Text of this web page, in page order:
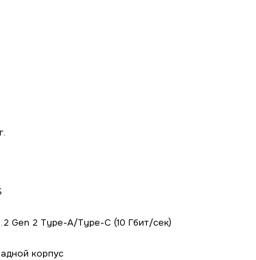
Gen 2 Type-A/Type-C (10 Гбит/сек)
корпус